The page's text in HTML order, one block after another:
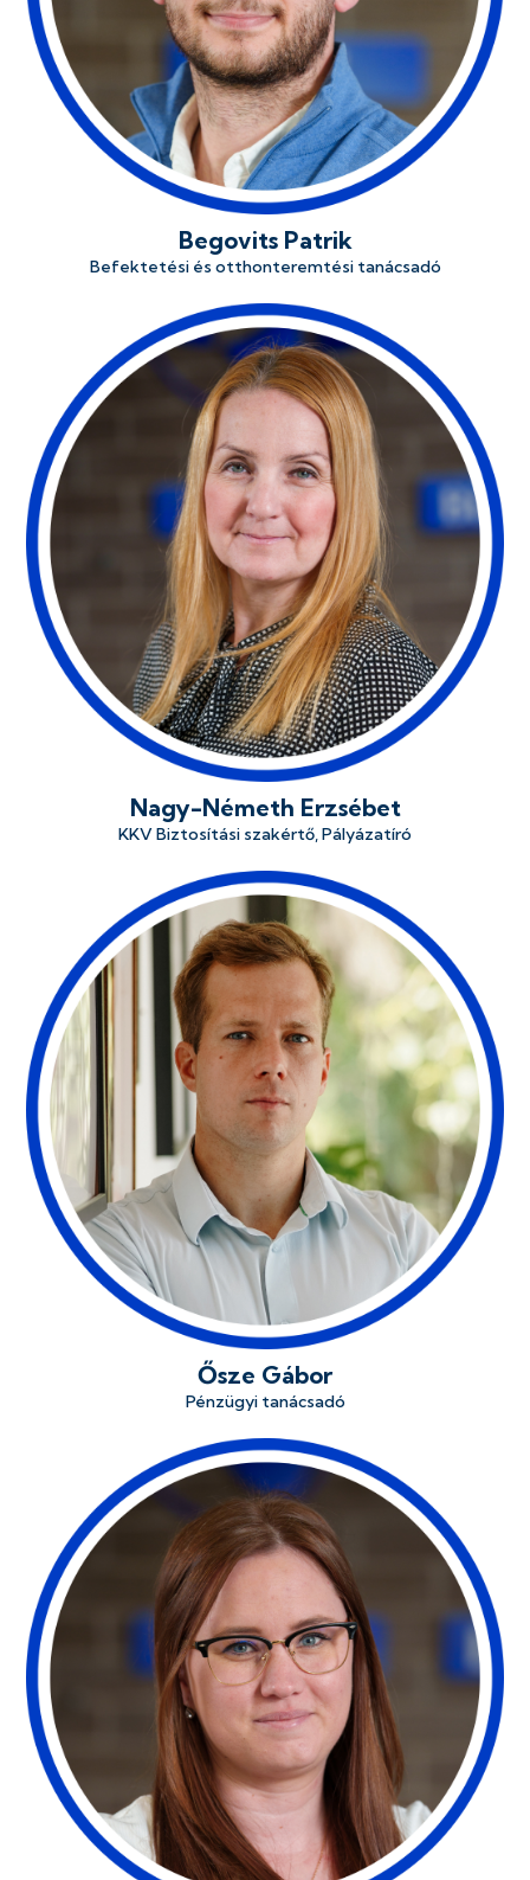
Begovits Patrik
Befektetési és otthonteremtési tanácsadó
Nagy-Németh Erzsébet
KKV Biztosítási szakértő, Pályázatíró
Ősze Gábor
Pénzügyi tanácsadó